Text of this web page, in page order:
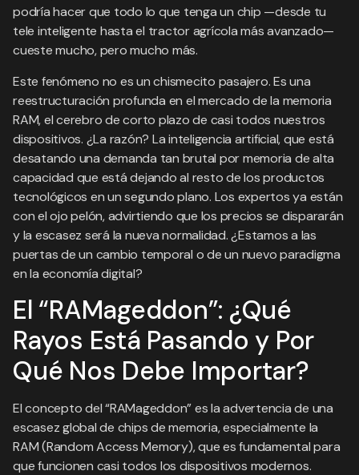
podría hacer que todo lo que tenga un chip —desde tu
tele inteligente hasta el tractor agrícola más avanzado—
cueste mucho, pero mucho más.
Este fenómeno no es un chismecito pasajero. Es una
reestructuración profunda en el mercado de la memoria
RAM, el cerebro de corto plazo de casi todos nuestros
dispositivos. ¿La razón? La inteligencia artificial, que está
desatando una demanda tan brutal por memoria de alta
capacidad que está dejando al resto de los productos
tecnológicos en un segundo plano. Los expertos ya están
con el ojo pelón, advirtiendo que los precios se dispararán
y la escasez será la nueva normalidad. ¿Estamos a las
puertas de un cambio temporal o de un nuevo paradigma
en la economía digital?
El “RAMageddon”: ¿Qué
Rayos Está Pasando y Por
Qué Nos Debe Importar?
El concepto del “RAMageddon” es la advertencia de una
escasez global de chips de memoria, especialmente la
RAM (Random Access Memory), que es fundamental para
que funcionen casi todos los dispositivos modernos.